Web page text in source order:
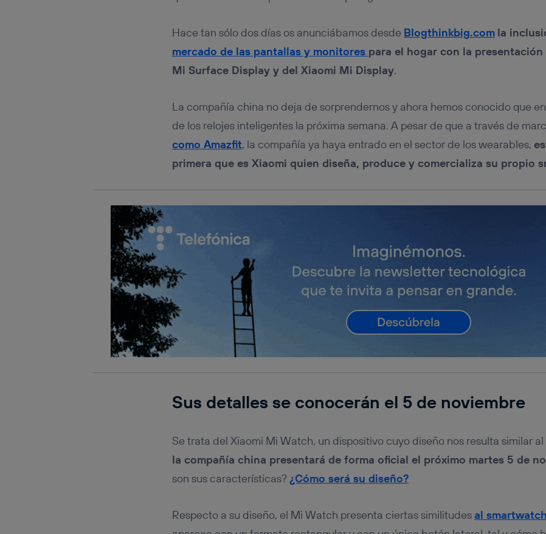
Hace tan sólo dos días os anunciábamos desde Blogthinkbig.com la
mercado de las pantallas y monitores para el hogar con la
Mi Surface Display y del Xiaomi Mi Display.
La compañía china no deja de sorprendernos y ahora hemos conocido que
de los relojes inteligentes la próxima semana. A pesar de que a través de
como Amazfit, la compañía ya haya entrado en el sector de los wearables,
primera que es Xiaomi quien diseña, produce y comercializa su propio
Sus detalles se conocerán el 5 de noviembre
Se trata del Xiaomi Mi Watch, un dispositivo cuyo diseño nos resulta similar
la compañía china presentará de forma oficial el próximo martes 5 de
son sus características?¿Cómo será su diseño?
Respecto a su diseño, el Mi Watch presenta ciertas similitudesal
conexión de banda ancha(p. ej., Wi-Fi), el marketing o
realizará en función de las actividades de navegación de los miembros del
hayan dado su consentimiento.
Puedes gestionar los consentimientos Utiq seleccionando “Administrar Utiq”
inferior de esta página web o visitando el
portal de privacidad de Utiq
Para más información, consulta la política de privacidad de Utiq.